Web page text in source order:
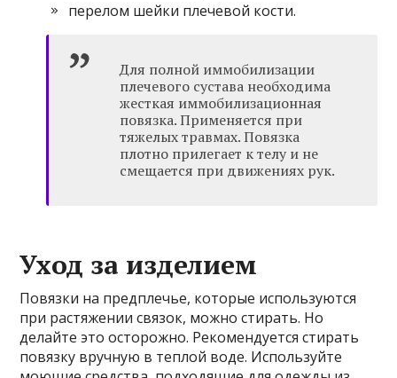
перелом шейки плечевой кости.
Для полной иммобилизации
плечевого сустава необходима
жесткая иммобилизационная
повязка. Применяется при
тяжелых травмах. Повязка
плотно прилегает к телу и не
смещается при движениях рук.
Уход за изделием
Повязки на предплечье, которые используются
при растяжении связок, можно стирать. Но
делайте это осторожно. Рекомендуется стирать
повязку вручную в теплой воде. Используйте